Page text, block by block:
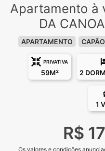
Apartamento à
DA
APARTAMENTO
PRIVATIVA
59M² 2
1
R$
Os valores e condições